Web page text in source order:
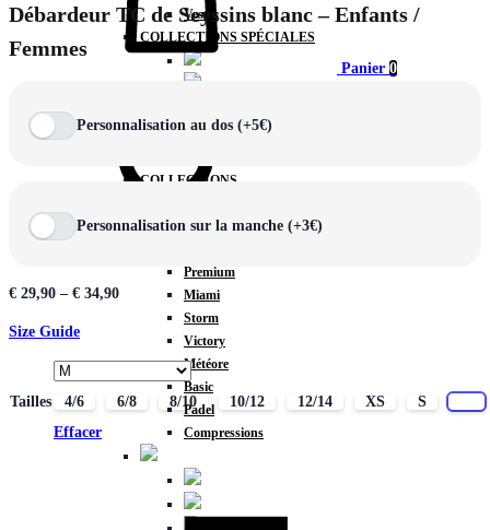
Vestes
COLLECTIONS SPÉCIALES
COLLECTIONS
Rex
Premium
Miami
Storm
Victory
Météore
Basic
Padel
Compressions
Panier 0
Débardeur TC de Seyssins blanc – Enfants /
Femmes
Personnalisation au dos (+5€)
Personnalisation sur la manche (+3€)
€ 29,90 – € 34,90
Size Guide
Tailles 4/6 6/8 8/10 10/12 12/14 XS S
Effacer